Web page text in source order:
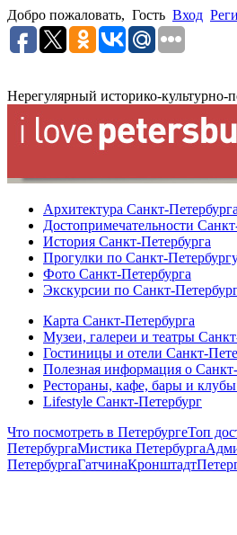
Добро пожаловать, Гость Вход
Нерегулярный историко-культурно-
Архитектура Санкт-Петербурга
Достопримечательности
История Санкт-Петербурга
Прогулки по Санкт-
Фото Санкт-Петербурга
Экскурсии по Санкт-
Карта Санкт-Петербурга
Музеи, галереи и театры
Гостиницы и отели Санкт-
Полезная информация о
Рестораны, кафе, бары и
Lifestyle Санкт-Петербург
Что посмотреть в ПетербургеТоп
ПетербургаМистика Петербурга
ПетербургаГатчинаКронштадт